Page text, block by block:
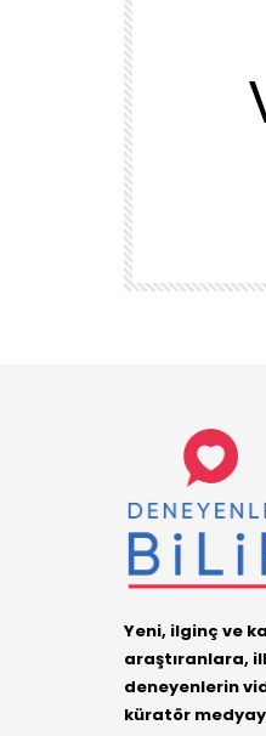
Yeni, ilginç ve
araştıranlara,
deneyenlerin
küratör